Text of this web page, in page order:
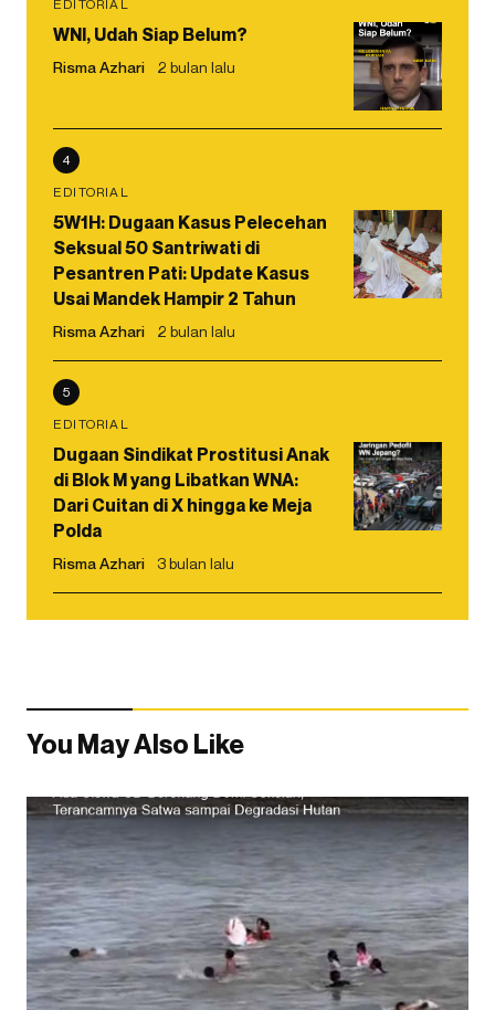
EDITORIAL
WNI, Udah Siap Belum?
Risma Azhari 2 bulan lalu
4
EDITORIAL
5W1H: Dugaan Kasus Pelecehan
Seksual 50 Santriwati di
Pesantren Pati: Update Kasus
Usai Mandek Hampir 2 Tahun
Risma Azhari 2 bulan lalu
5
EDITORIAL
Dugaan Sindikat Prostitusi Anak
di Blok M yang Libatkan WNA:
Dari Cuitan di X hingga ke Meja
Polda
Risma Azhari 3 bulan lalu
You May Also Like